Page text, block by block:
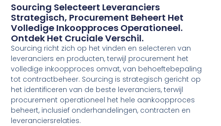
Sourcing Selecteert Leveranciers
Strategisch, Procurement Beheert Het
Volledige Inkoopproces Operationeel.
Ontdek Het Cruciale Verschil.
Sourcing richt zich op het vinden en selecteren van
leveranciers en producten, terwijl procurement het
volledige inkoopproces omvat, van behoeftebepaling
tot contractbeheer. Sourcing is strategisch gericht op
het identificeren van de beste leveranciers, terwijl
procurement operationeel het hele aankoopproces
beheert, inclusief onderhandelingen, contracten en
leveranciersrelaties.